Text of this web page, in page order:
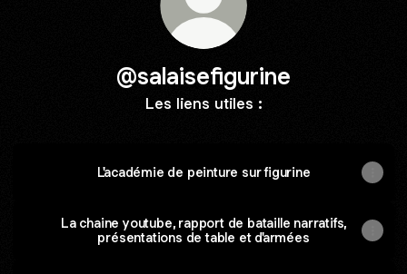
@salaisefigurine
Les liens utiles :
L'académie de peinture sur figurine
La chaine youtube, rapport de bataille narratifs,
présentations de table et d'armées